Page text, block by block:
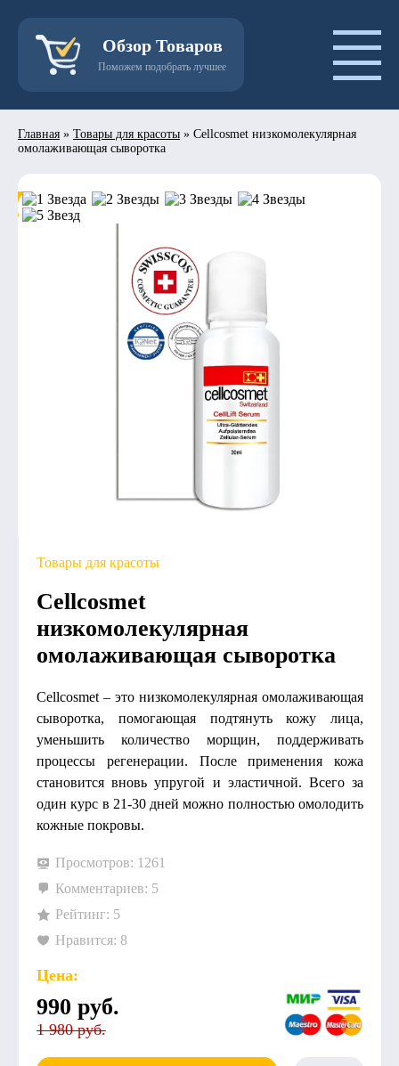
Обзор Товаров
Поможем подобрать лучшее
Главная » Товары для красоты » Сеllcosmet низкомолекулярная
омолаживающая сыворотка
- 50%
Товары для красоты
Сеllcosmet
низкомолекулярная
омолаживающая сыворотка
Cellcosmet – это низкомолекулярная омолаживающая
сыворотка, помогающая подтянуть кожу лица,
уменьшить количество морщин, поддерживать
процессы регенерации. После применения кожа
становится вновь упругой и эластичной. Всего за
один курс в 21-30 дней можно полностью омолодить
кожные покровы.
Просмотров: 1261
Комментариев: 5
Рейтинг: 5
Нравится: 8
Цена:
990 руб.
1 980 руб.